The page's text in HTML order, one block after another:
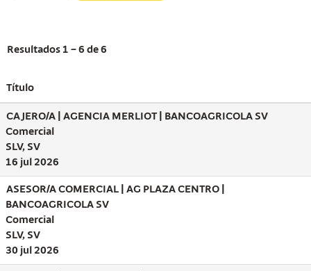
Resultados1 – 6 de6
Título
CAJERO/A | AGENCIA MERLIOT | BANCOAGRICOLA SV
Comercial
SLV, SV
16 jul 2026
ASESOR/A COMERCIAL | AG PLAZA CENTRO |
BANCOAGRICOLA SV
Comercial
SLV, SV
30 jul 2026